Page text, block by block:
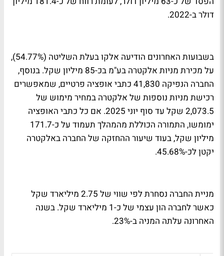
דולר ב-2022.
בשבועות האחרונים הודיעה אלקו בעלת השליטה (54.77%),
על מכירת מניות אלקטרה בע"מ בכ-85 מיליון שקל. בנוסף,
החברה הנפיקה 41,830 כתבי אופציה פרטיים, שמאפשרים
רכישת מניות נוספות של אלקטרה במחיר מימוש של
2,073.5 שקל עד סוף יוני 2025. אם כל כתבי האופציה
ימומשו, התמורה הכוללת מהמהלך תעמוד על כ-171.7
מיליון שקל, בעוד שיעור ההחזקה של החברה באלקטרה
יקטן לכ-45.68%.
מניית החברה נסחרת לפי שווי של 2.75 מיליארד שקל
כאשר לחברה הון עצמי של כ-1 מיליארד שקל. בשנה
האחרונה עלתה המניה ב-23%.